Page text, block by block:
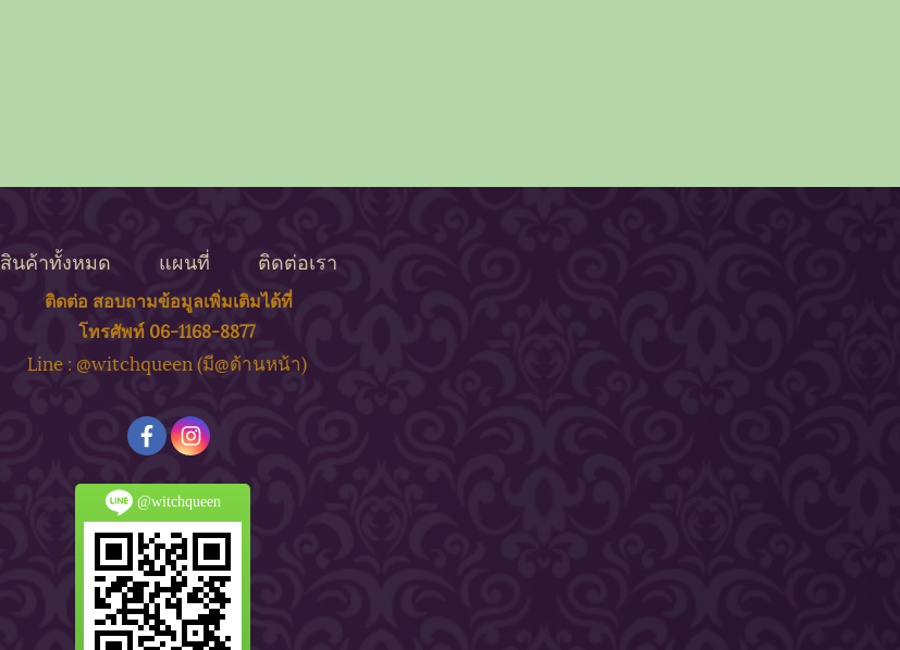
สินค้าทั้งหมด แผนที่ ติดต่อเรา
ติดต่อ สอบถามข้อมูลเพิ่มเติมได้ที่
โทรศัพท์ 06-1168-8877
Line : @witchqueen (มี@ด้านหน้า)
@witchqueen